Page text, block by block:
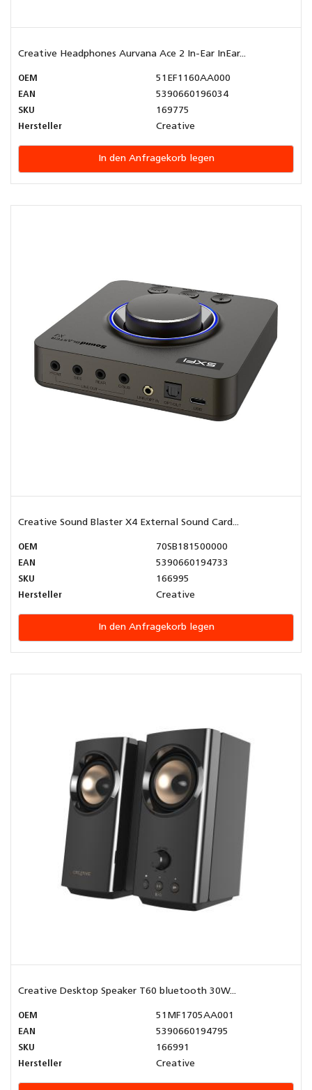
Creative Headphones Aurvana Ace 2 In-Ear InEar...
OEM
51EF1160AA000
EAN
5390660196034
SKU
169775
Hersteller
Creative
In den Anfragekorb legen
Creative Sound Blaster X4 External Sound Card...
OEM
70SB181500000
EAN
5390660194733
SKU
166995
Hersteller
Creative
In den Anfragekorb legen
Creative Desktop Speaker T60 bluetooth 30W...
OEM
51MF1705AA001
EAN
5390660194795
SKU
166991
Hersteller
Creative